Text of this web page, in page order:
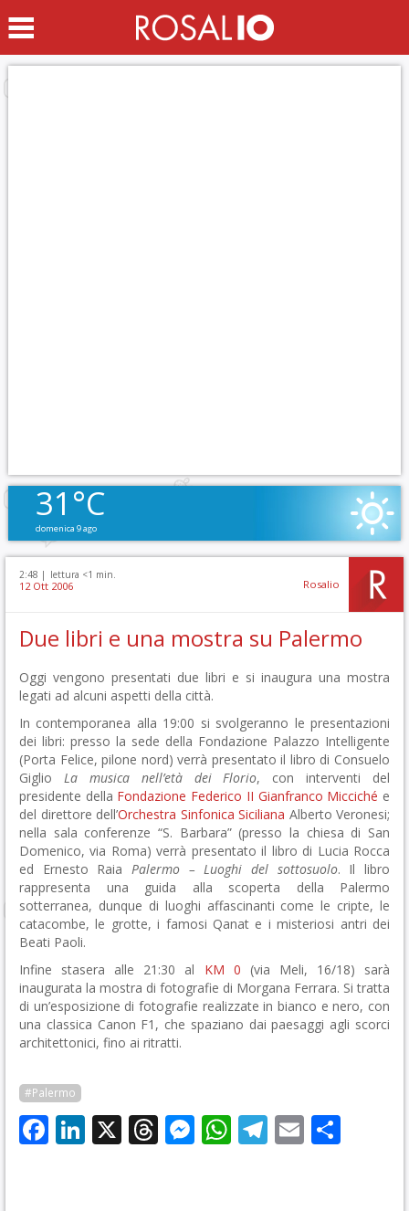
31°C
domenica 9 ago
2:48 | lettura <1 min.
12 Ott 2006 Rosalio
Due libri e una mostra su Palermo
Oggi vengono presentati due libri e si inaugura una mostra
legati ad alcuni aspetti della città.
In contemporanea alla 19:00 si svolgeranno le presentazioni
dei libri: presso la sede della Fondazione Palazzo Intelligente
(Porta Felice, pilone nord) verrà presentato il libro di Consuelo
Giglio La musica nell’età dei Florio, con interventi del
presidente della Fondazione Federico II Gianfranco Micciché e
del direttore dell’Orchestra Sinfonica Siciliana Alberto Veronesi;
nella sala conferenze “S. Barbara” (presso la chiesa di San
Domenico, via Roma) verrà presentato il libro di Lucia Rocca
ed Ernesto Raia Palermo – Luoghi del sottosuolo. Il libro
rappresenta una guida alla scoperta della Palermo
sotterranea, dunque di luoghi affascinanti come le cripte, le
catacombe, le grotte, i famosi Qanat e i misteriosi antri dei
Beati Paoli.
Infine stasera alle 21:30 al KM 0 (via Meli, 16/18) sarà
inaugurata la mostra di fotografie di Morgana Ferrara. Si tratta
di un’esposizione di fotografie realizzate in bianco e nero, con
una classica Canon F1, che spaziano dai paesaggi agli scorci
architettonici, fino ai ritratti.
#Palermo
Facebook
LinkedIn
X Threads
Messenger
WhatsApp
Telegram
Email